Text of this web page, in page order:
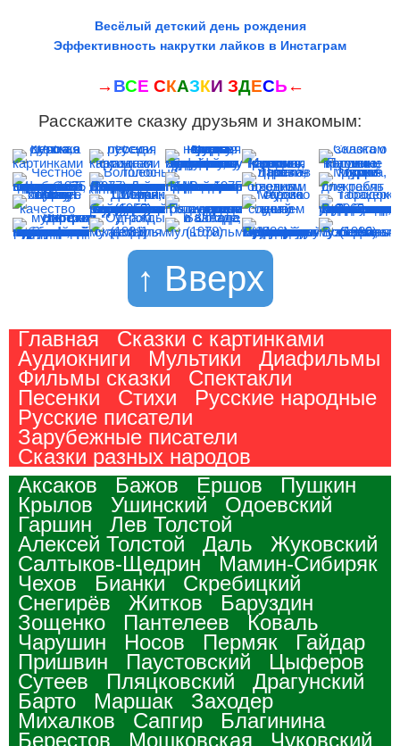
Весёлый детский день рождения
Эффективность накрутки лайков в Инстаграм
→ ВСЕ СКАЗКИ ЗДЕСЬ ←
Расскажите сказку друзьям и знакомым:
↑ Вверх
Главная
Сказки с картинками
Аудиокниги
Мультики
Диафильмы
Фильмы сказки
Спектакли
Песенки
Стихи
Русские народные
Русские писатели
Зарубежные писатели
Сказки разных народов
Аксаков
Бажов Ершов
Пушкин
Крылов
Ушинский
Одоевский
Гаршин
Лев Толстой
Алексей Толстой
Даль
Жуковский
Салтыков-Щедрин
Мамин-Сибиряк
Чехов
Бианки
Скребицкий
Снегирёв
Житков
Баруздин
Зощенко
Пантелеев
Коваль
Чарушин
Носов Пермяк
Гайдар
Пришвин
Паустовский
Цыферов
Сутеев
Пляцковский
Драгунский
Барто
Маршак
Заходер
Михалков
Сапгир
Благинина
Берестов
Мошковская Чуковский